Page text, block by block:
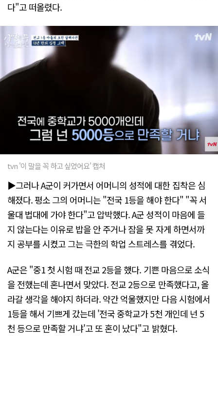
다"고 떠올렸다.
tvn '이 말을 꼭 하고 싶었어요' 캡처
▶그러나 A군이 커가면서 어머니의 성적에 대한 집착은 심
해졌다. 평소 그의 어머니는 "전국 1등을 해야 한다" "꼭 서
울대 법대에 가야 한다"고 압박했다. A군 성적이 마음에 들
지 않는다는 이유로 밥을 안 주거나 잠을 못 자게 하면서까
지 공부를 시켰고 그는 극한의 학업 스트레스를 겪었다.
A군은 "중1 첫 시험 때 전교 2등을 했다. 기쁜 마음으로 소식
을 전했는데 혼나면서 맞았다. 전교 2등으로 만족했다고, 올
라갈 생각을 해야지 하더라. 약간 억울했지만 다음 시험에서
1등을 해서 기쁘게 갔는데 '전국 중학교가 5천 개인데 넌 5
천 등으로 만족할 거냐'고 또 혼이 났다"고 밝혔다.